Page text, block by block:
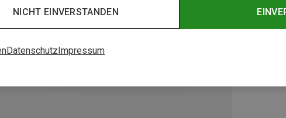
NICHT EINVERSTANDEN
Datenschutz Impressum